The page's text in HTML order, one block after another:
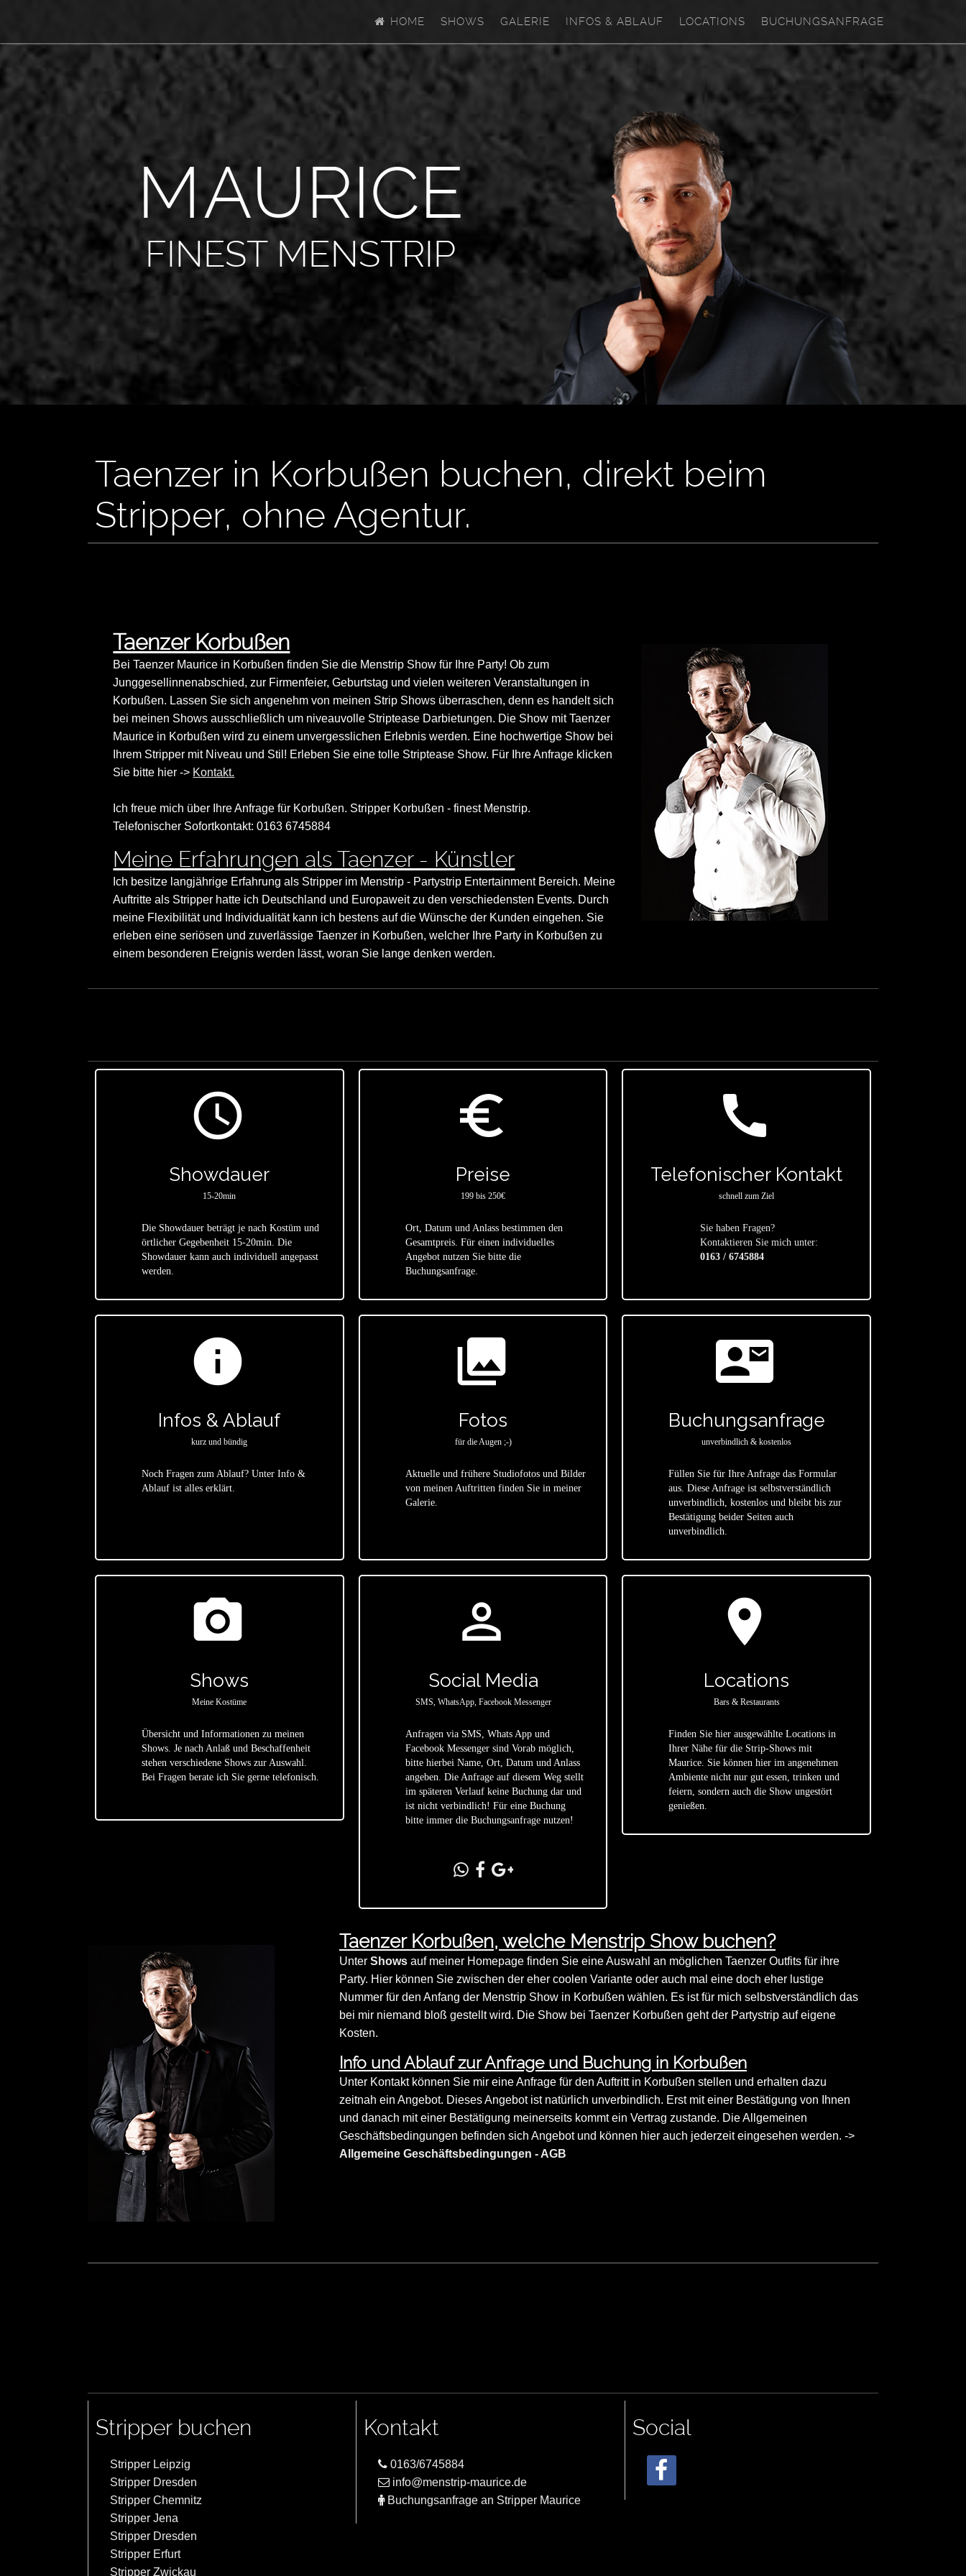
HOME SHOWS GALERIE INFOS & ABLAUF LOCATIONS BUCHUNGSANFRAGE
MAURICE
FINEST MENSTRIP
Taenzer in Korbußen buchen, direkt beim
Stripper, ohne Agentur.
Taenzer Korbußen
Bei Taenzer Maurice in Korbußen finden Sie die Menstrip Show für Ihre Party! Ob zum
Junggesellinnenabschied, zur Firmenfeier, Geburtstag und vielen weiteren Veranstaltungen in
Korbußen. Lassen Sie sich angenehm von meinen Strip Shows überraschen, denn es handelt sich
bei meinen Shows ausschließlich um niveauvolle Striptease Darbietungen. Die Show mit Taenzer
Maurice in Korbußen wird zu einem unvergesslichen Erlebnis werden. Eine hochwertige Show bei
Ihrem Stripper mit Niveau und Stil! Erleben Sie eine tolle Striptease Show. Für Ihre Anfrage klicken
Sie bitte hier -> Kontakt.
Ich freue mich über Ihre Anfrage für Korbußen. Stripper Korbußen - finest Menstrip.
Telefonischer Sofortkontakt: 0163 6745884
Meine Erfahrungen als Taenzer - Künstler
Ich besitze langjährige Erfahrung als Stripper im Menstrip - Partystrip Entertainment Bereich. Meine
Auftritte als Stripper hatte ich Deutschland und Europaweit zu den verschiedensten Events. Durch
meine Flexibilität und Individualität kann ich bestens auf die Wünsche der Kunden eingehen. Sie
erleben eine seriösen und zuverlässige Taenzer in Korbußen, welcher Ihre Party in Korbußen zu
einem besonderen Ereignis werden lässt, woran Sie lange denken werden.
access_time
Showdauer
15-20min
Die Showdauer beträgt je nach Kostüm und
örtlicher Gegebenheit 15-20min. Die
Showdauer kann auch individuell angepasst
werden.
euro_symbol
Preise
199 bis 250€
Ort, Datum und Anlass bestimmen den
Gesamtpreis. Für einen individuelles
Angebot nutzen Sie bitte die
Buchungsanfrage.
call
Telefonischer Kontakt
schnell zum Ziel
Sie haben Fragen?
Kontaktieren Sie mich unter:
0163 / 6745884
info
Infos & Ablauf
kurz und bündig
Noch Fragen zum Ablauf? Unter Info &
Ablauf ist alles erklärt.
photo_library
Fotos
für die Augen ;-)
Aktuelle und frühere Studiofotos und Bilder
von meinen Auftritten finden Sie in meiner
Galerie.
contact_mail
Buchungsanfrage
unverbindlich & kostenlos
Füllen Sie für Ihre Anfrage das Formular
aus. Diese Anfrage ist selbstverständlich
unverbindlich, kostenlos und bleibt bis zur
Bestätigung beider Seiten auch
unverbindlich.
photo_camera
Shows
Meine Kostüme
Übersicht und Informationen zu meinen
Shows. Je nach Anlaß und Beschaffenheit
stehen verschiedene Shows zur Auswahl.
Bei Fragen berate ich Sie gerne telefonisch.
person_outline
Social Media
SMS, WhatsApp, Facebook Messenger
Anfragen via SMS, Whats App und
Facebook Messenger sind Vorab möglich,
bitte hierbei Name, Ort, Datum und Anlass
angeben. Die Anfrage auf diesem Weg stellt
im späteren Verlauf keine Buchung dar und
ist nicht verbindlich! Für eine Buchung
bitte immer die Buchungsanfrage nutzen!
location_on
Locations
Bars & Restaurants
Finden Sie hier ausgewählte Locations in
Ihrer Nähe für die Strip-Shows mit
Maurice. Sie können hier im angenehmen
Ambiente nicht nur gut essen, trinken und
feiern, sondern auch die Show ungestört
genießen.
Taenzer Korbußen, welche Menstrip Show buchen?
Unter Shows auf meiner Homepage finden Sie eine Auswahl an möglichen Taenzer Outfits für ihre
Party. Hier können Sie zwischen der eher coolen Variante oder auch mal eine doch eher lustige
Nummer für den Anfang der Menstrip Show in Korbußen wählen. Es ist für mich selbstverständlich das
bei mir niemand bloß gestellt wird. Die Show bei Taenzer Korbußen geht der Partystrip auf eigene
Kosten.
Info und Ablauf zur Anfrage und Buchung in Korbußen
Unter Kontakt können Sie mir eine Anfrage für den Auftritt in Korbußen stellen und erhalten dazu
zeitnah ein Angebot. Dieses Angebot ist natürlich unverbindlich. Erst mit einer Bestätigung von Ihnen
und danach mit einer Bestätigung meinerseits kommt ein Vertrag zustande. Die Allgemeinen
Geschäftsbedingungen befinden sich Angebot und können hier auch jederzeit eingesehen werden. ->
Allgemeine Geschäftsbedingungen - AGB
Stripper buchen
Stripper Leipzig
Stripper Dresden
Stripper Chemnitz
Stripper Jena
Stripper Dresden
Stripper Erfurt
Stripper Zwickau
Kontakt
0163/6745884
info@menstrip-maurice.de
Buchungsanfrage an Stripper Maurice
Social